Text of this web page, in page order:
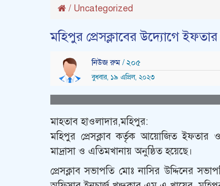
/ Uncategorized
মহিপুর প্রেসক্লাবের উদ্যোগে
নিউজ রুম / ২০৫
বুধবার, ১৯ এপ্রিল, ২০২৩
মাহতাব হাওলাদার,মহিপুর:
মহিপুর প্রেসক্লাব কর্তৃক আয়োজিত ইফতার ও
মাদ্রাসা ও এতিমখানায় অনুষ্ঠিত হয়েছে।
প্রেসক্লাব সভাপতি মোঃ নাসির উদ্দিনের